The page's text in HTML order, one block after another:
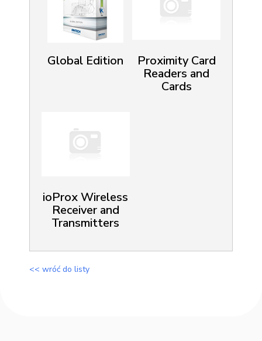
Global Edition
Proximity Card
Readers and
Cards
ioProx Wireless
Receiver and
Transmitters
<< wróć do listy